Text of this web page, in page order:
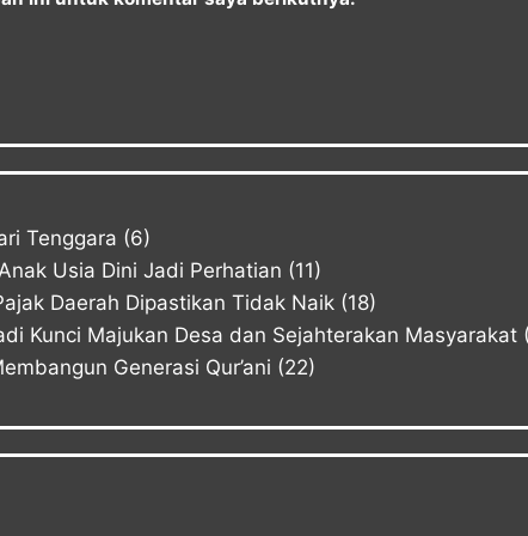
Tenggara (6)
Usia Dini Jadi Perhatian (11)
Daerah Dipastikan Tidak Naik (18)
Kunci Majukan Desa dan Sejahterakan Masyarakat
Generasi Qur’ani (22)